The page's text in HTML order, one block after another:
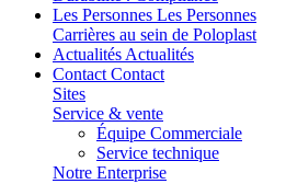
Les Personnes Les Personnes
Carrières au sein de Poloplast
Actualités Actualités
Contact Contact
Sites
Service & vente
Équipe Commerciale
Service technique
Notre Enterprise